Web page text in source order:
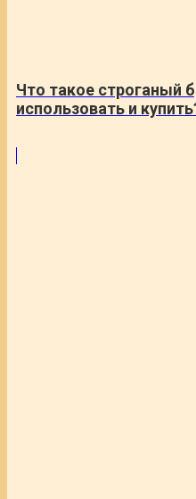
Что такое строганый
использовать и